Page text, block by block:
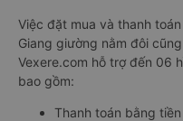
Việc đặt mua và thanh
Giang giường nằm đôi
Vexere.com hỗ trợ đến 06
bao gồm:
Thanh toán bằng